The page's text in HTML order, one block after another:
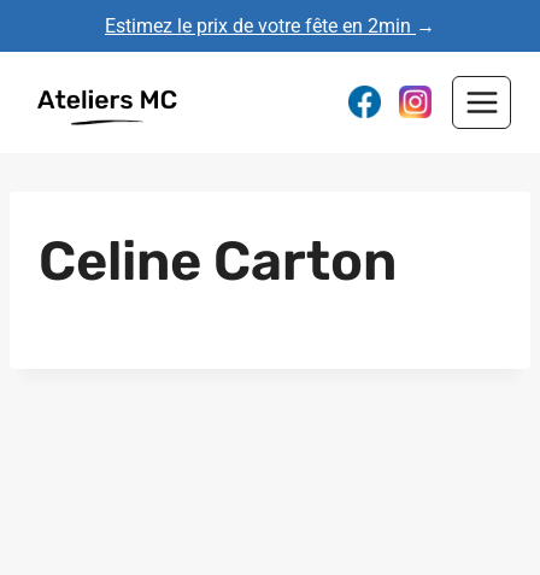
au
contenu
Estimez le prix de votre fête en 2min →
Celine Carton